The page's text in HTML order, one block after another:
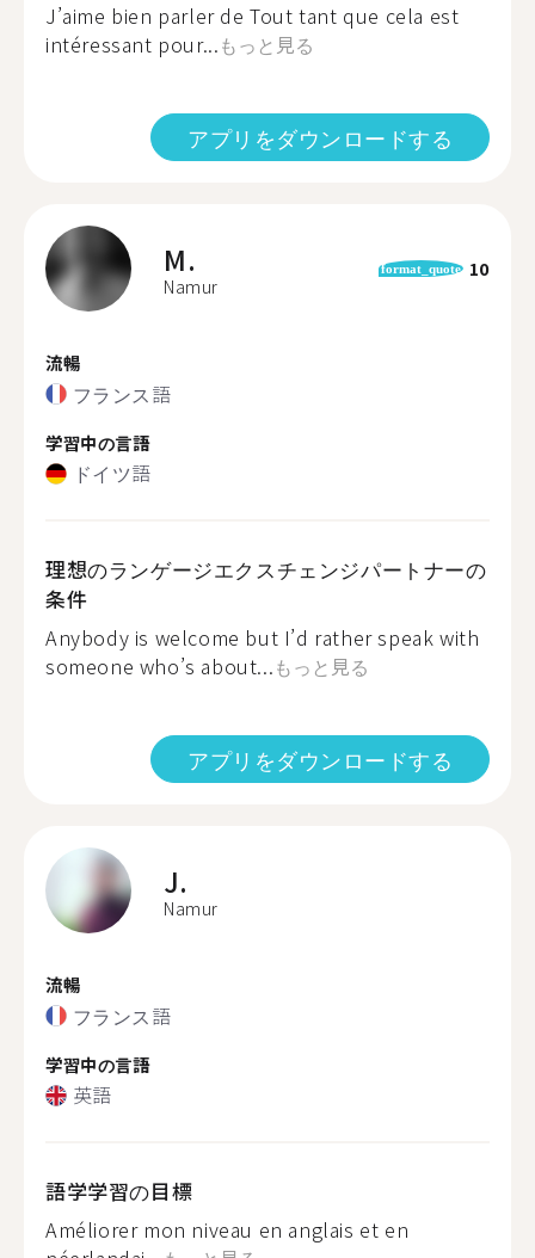
J’aime bien parler de Tout tant que cela est
intéressant pour...もっと見る
アプリをダウンロードする
M.
Namur
format_quote 10
流暢
フランス語
学習中の言語
ドイツ語
理想のランゲージエクスチェンジパートナーの
条件
Anybody is welcome but I’d rather speak with
someone who’s about...もっと見る
アプリをダウンロードする
J.
Namur
流暢
フランス語
学習中の言語
英語
語学学習の目標
Améliorer mon niveau en anglais et en